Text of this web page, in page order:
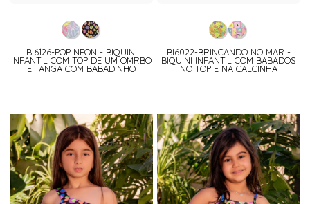
BI6126-POP NEON - BIQUINI
INFANTIL COM TOP DE UM OMRBO
E TANGA COM BABADINHO
BI6022-BRINCANDO NO MAR -
BIQUINI INFANTIL COM BABADOS
NO TOP E NA CALCINHA